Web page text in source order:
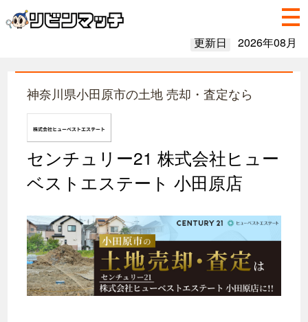
更新日 2026年08月
神奈川県小田原市の土地 売却・査定なら
センチュリー21 株式会社ヒュー
ベストエステート 小田原店